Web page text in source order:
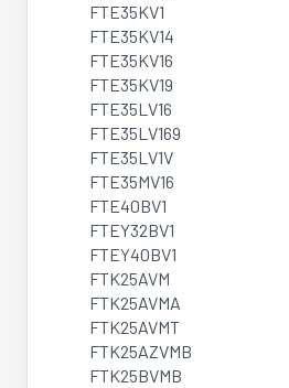
FTE35KV1
FTE35KV14
FTE35KV16
FTE35KV19
FTE35LV16
FTE35LV169
FTE35LV1V
FTE35MV16
FTE40BV1
FTEY32BV1
FTEY40BV1
FTK25AVM
FTK25AVMA
FTK25AVMT
FTK25AZVMB
FTK25BVMB